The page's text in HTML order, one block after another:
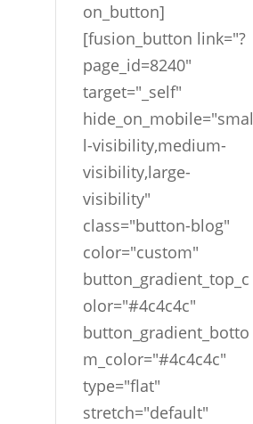
on_button]
[fusion_button link="?
page_id=8240"
target="_self"
hide_on_mobile="smal
l-visibility,medium-
visibility,large-
visibility"
class="button-blog"
color="custom"
button_gradient_top_c
olor="#4c4c4c"
button_gradient_botto
m_color="#4c4c4c"
type="flat"
stretch="default"